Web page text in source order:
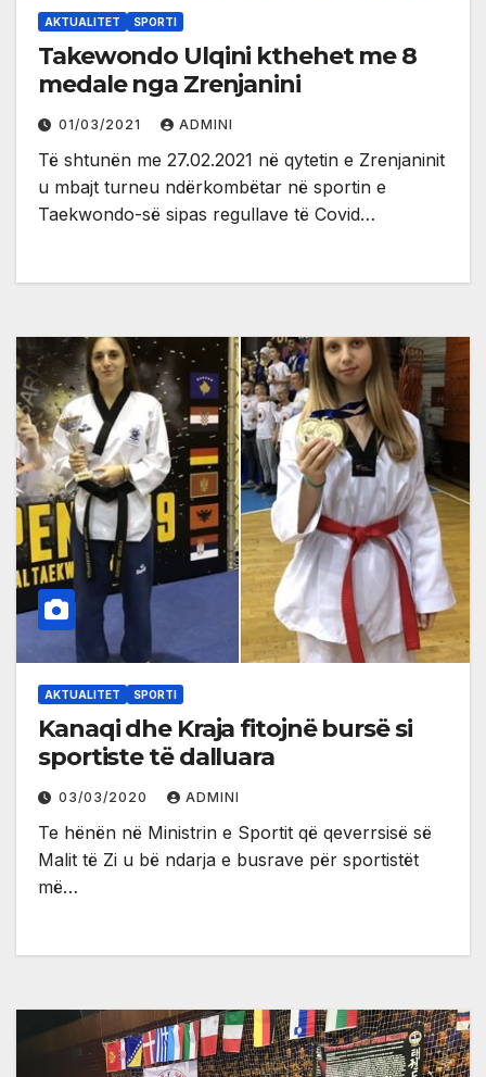
AKTUALITET SPORTI
Takewondo Ulqini kthehet me 8
medale nga Zrenjanini
01/03/2021 ADMINI
Të shtunën me 27.02.2021 në qytetin e Zrenjaninit
u mbajt turneu ndërkombëtar në sportin e
Taekwondo-së sipas regullave të Covid…
AKTUALITET SPORTI
Kanaqi dhe Kraja fitojnë bursë si
sportiste të dalluara
03/03/2020 ADMINI
Te hënën në Ministrin e Sportit që qeverrsisë së
Malit të Zi u bë ndarja e busrave për sportistët
më…